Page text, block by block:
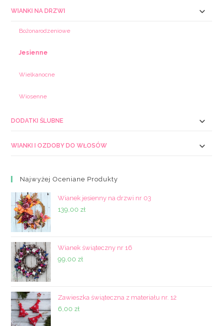
WIANKI NA DRZWI
Bożonarodzeniowe
Jesienne
Wielkanocne
Wiosenne
DODATKI ŚLUBNE
WIANKI I OZDOBY DO WŁOSÓW
Najwyżej Oceniane Produkty
Wianek jesienny na drzwi nr 03
139,00 zł
Wianek świąteczny nr 16
99,00 zł
Zawieszka świąteczna z materiału nr. 12
6,00 zł